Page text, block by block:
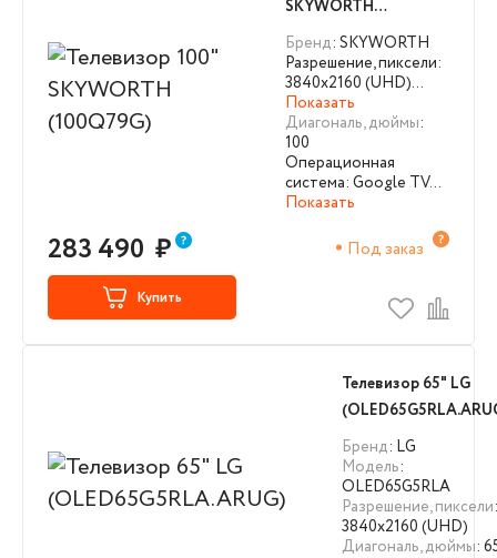
SKYWORTH
(100Q79G)
Бренд: SKYWORTH
Разрешение, пиксели:
3840х2160 (UHD)…
Показать
Диагональ, дюймы:
100
Операционная
система: Google TV…
Показать
283 490 ₽ Под заказ
Купить
Телевизор 65" LG
Бренд: LG
Модель:
OLED65G5RLA
Разрешение, пиксели:
3840х2160 (UHD)
Диагональ, дюймы: